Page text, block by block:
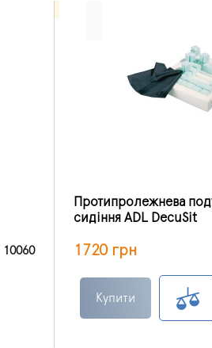
10060
Протипролежнева
сидіння ADL DecuSit
1720 грн
Купити